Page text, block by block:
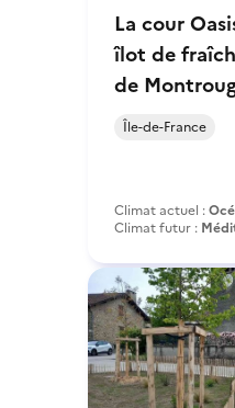
La cour
îlot de
de
Île-de-France
Climat actuel :
Climat futur :